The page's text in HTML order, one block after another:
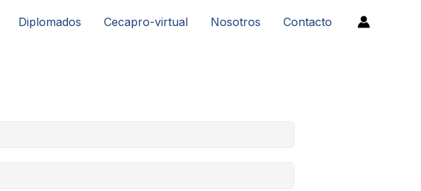
Diplomados Cecapro-virtual Nosotros Contacto